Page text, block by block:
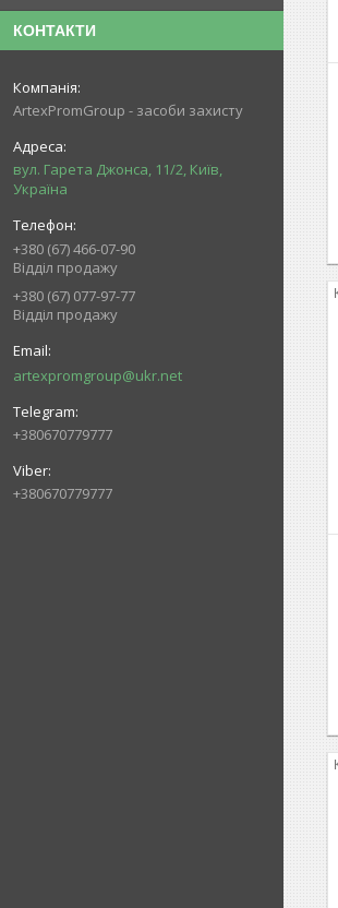
КОНТАКТИ
ArtexPromGroup - засоби захисту
вул. Гарета Джонса, 11/2, Київ,
Україна
+380 (67) 466-07-90
Відділ продажу
+380 (67) 077-97-77
Відділ продажу
artexpromgroup@ukr.net
+380670779777
+380670779777